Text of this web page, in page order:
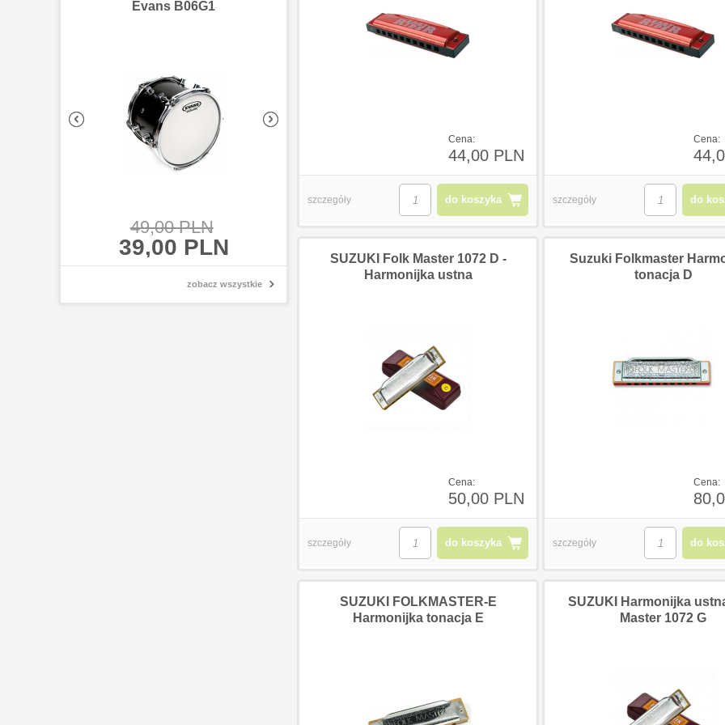
Evans B06G1
49,00 PLN
39,00 PLN
49,00 PLN
39,00 PLN
749,00 PLN
637,00 PLN
Kabel
115,00
89,00
zobacz wszystkie
Cena:
44,00 PLN
do koszyka
szczegóły
Cena:
do
szczegóły
Cena:
50,00 PLN
SUZUKI Folk Master 1072 D -
Harmonijka ustna
do koszyka
szczegóły
Cena:
Suzuki Folkmaster
tonacja D
do
szczegóły
SUZUKI FOLKMASTER-E
Harmonijka tonacja E
SUZUKI Harmonijka
Master 1072 G